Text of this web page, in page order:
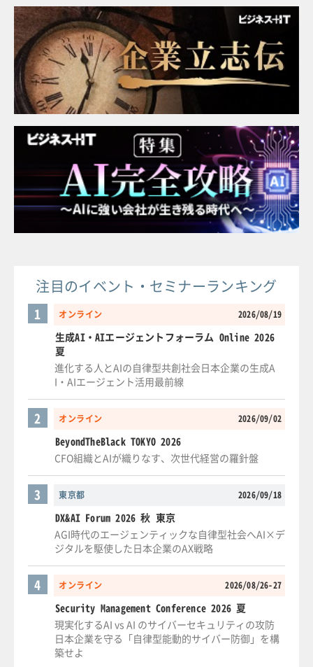
注目のイベント・セミナーランキング
オンライン 2026/08/19
1
生成AI・AIエージェントフォーラム Online 2026
夏
進化する人とAIの自律型共創社会日本企業の生成A
I・AIエージェント活用最前線
オンライン 2026/09/02
2
BeyondTheBlack TOKYO 2026
CFO組織とAIが織りなす、次世代経営の羅針盤
東京都 2026/09/18
3
DX&AI Forum 2026 秋 東京
AGI時代のエージェンティックな自律型社会へAI×デ
ジタルを駆使した日本企業のAX戦略
オンライン 2026/08/26-27
4
Security Management Conference 2026 夏
現実化するAI vs AI のサイバーセキュリティの攻防
日本企業を守る「自律型能動的サイバー防御」を構
築せよ